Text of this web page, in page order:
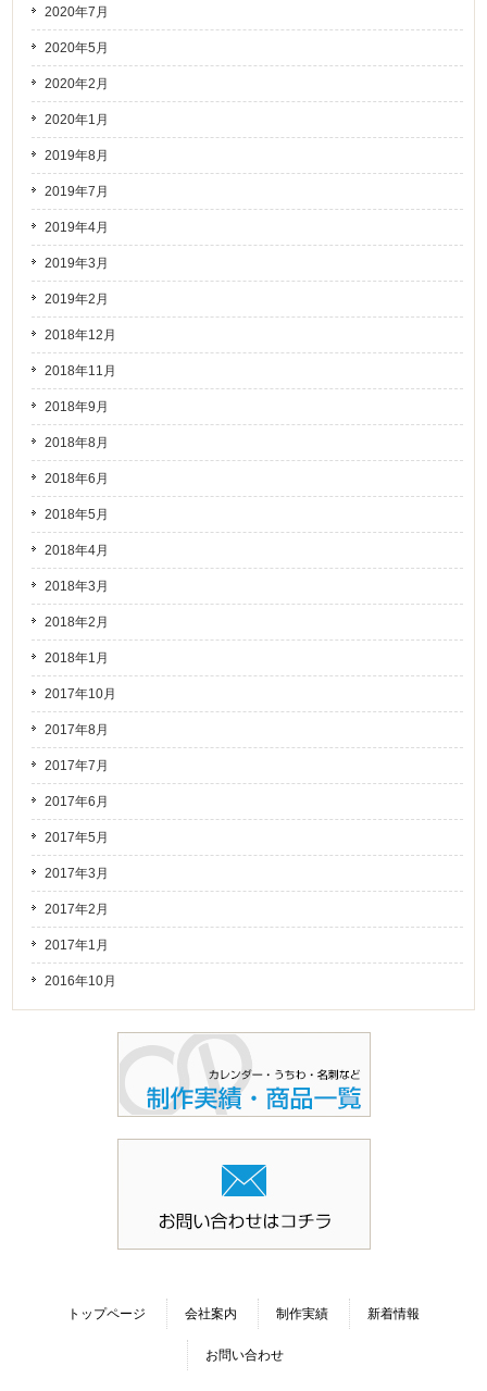
2020年7月
2020年5月
2020年2月
2020年1月
2019年8月
2019年7月
2019年4月
2019年3月
2019年2月
2018年12月
2018年11月
2018年9月
2018年8月
2018年6月
2018年5月
2018年4月
2018年3月
2018年2月
2018年1月
2017年10月
2017年8月
2017年7月
2017年6月
2017年5月
2017年3月
2017年2月
2017年1月
2016年10月
トップページ 会社案内 制作実績 新着情報
お問い合わせ